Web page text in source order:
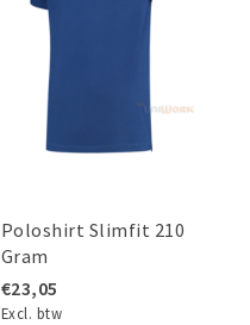
Poloshirt Slimfit 210
Gram
€23,05
Excl. btw